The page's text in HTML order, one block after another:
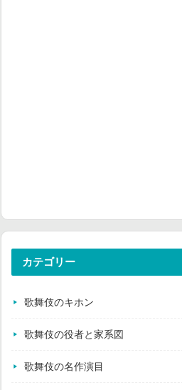
カテゴリー
歌舞伎のキホン
歌舞伎の役者と家系図
歌舞伎の名作演目